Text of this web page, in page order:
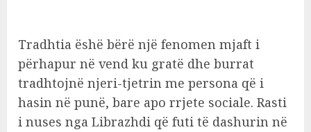
Tradhtia ëshë bërë një fenomen mjaft i
përhapur në vend ku gratë dhe burrat
tradhtojnë njeri-tjetrin me persona që i
hasin në punë, bare apo rrjete sociale. Rasti
i nuses nga Librazhdi që futi të dashurin në